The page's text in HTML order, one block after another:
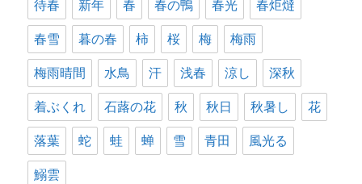
待春 新年 春 春の鴨 春光 春炬燵
春雪 暮の春 柿 桜 梅 梅雨
梅雨晴間 水鳥 汗 浅春 涼し 深秋
着ぶくれ 石蕗の花 秋 秋日 秋暑し 花
落葉 蛇 蛙 蝉 雪 青田 風光る
鰯雲